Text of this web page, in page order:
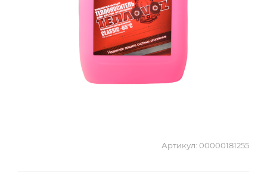
Артикул: 00000181255